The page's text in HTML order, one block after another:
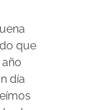
que
día